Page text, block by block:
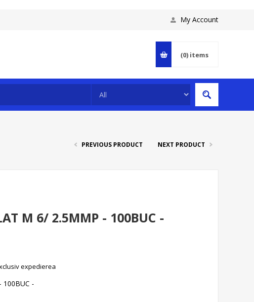
My Account
(0) items
PREVIOUS PRODUCT NEXT PRODUCT
M 6/ 2.5MMP - 100BUC -
expedierea
100BUC -